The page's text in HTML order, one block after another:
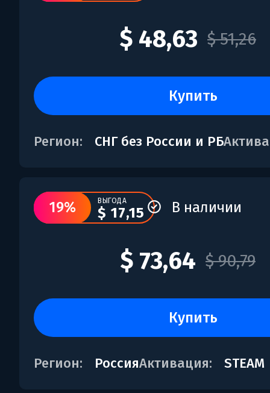
$ 51,26
$ 48,63
купить
Регион: СНГ без России и РБ
$ 90,79
$ 73,64
19% ВЫГОДА
$ 17,15
купить
Регион: РоссияАктивация: STEAM
В наличии